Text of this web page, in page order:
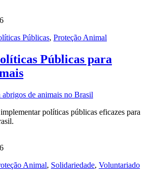
Públicas, Proteção Animal
Públicas para
políticas públicas eficazes para
Animal, Solidariedade, Voluntariado